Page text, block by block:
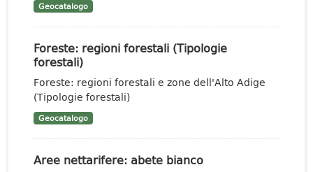
Geocatalogo
Foreste: regioni forestali (Tipologie
forestali)
Foreste: regioni forestali e zone dell'Alto Adige
(Tipologie forestali)
Geocatalogo
Aree nettarifere: abete bianco